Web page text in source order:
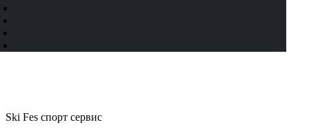
Ski Fes спорт сервис